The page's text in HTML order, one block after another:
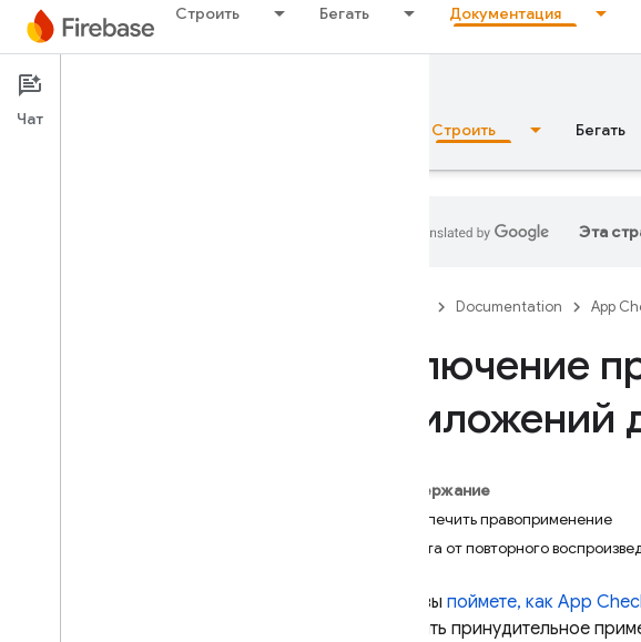
Строить Бегать Документация
Documentation
Обзор Строить Бегать
Эта
Documentation App
Включение
Содержание
Обеспечить правоприменение
Защита от повторного
Когда вы поймете, как App
включить принудительное
Чат